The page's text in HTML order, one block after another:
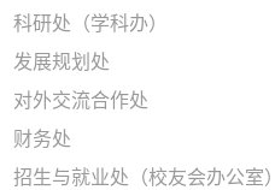
科研处（学科办）
发展规划处
对外交流合作处
财务处
招生与就业处（校友会办公室）